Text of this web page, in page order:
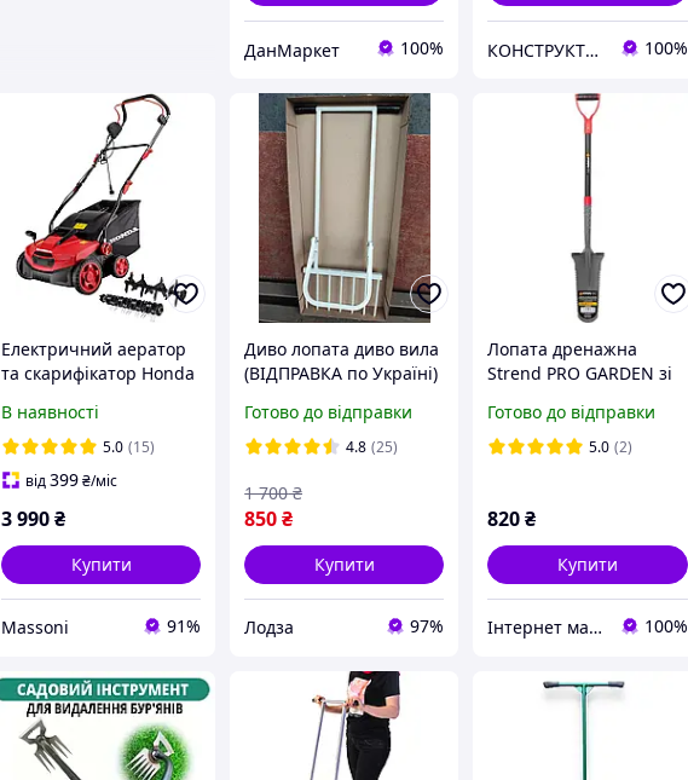
ДанМаркет 100% КОНСТРУКТОР онлайн-магазин 100%
Електричний аератор
та скарифікатор Honda
трав'яного покриття із
травозбірником 45 л
В наявності
5.0 (15)
від399₴/міс
3 990₴
Купити
Massoni 91%
Диво лопата диво вила
(ВІДПРАВКА по Україні)
зубів, ПРЯМІ,
ПОСИЛЕНІ
Готово до відправки
4.8 (25)
850₴
1 700 ₴
Купити
Лодза 97%
Лопата дренажна
Strend PRO GARDEN зі
ручкою D 115см
(211372)
Готово до відправки
5.0 (2)
820₴
Купити
Інтернет магазин "ruchnyy_instrument_ua" 100%